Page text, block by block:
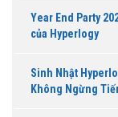
Year End Party
của Hyperlogy
Sinh Nhật
Không Ngừng